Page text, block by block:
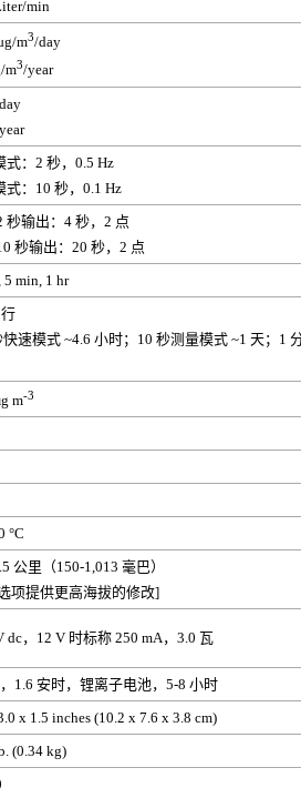
min
m3/day
m3/year
式：2 秒，0.5 Hz
式：10 秒，0.1 Hz
秒输出：4 秒，2 点
秒输出：20 秒，2 点
5 min, 1 hr
快速模式 ~4.6 小时；10 秒测量模式 ~1 天；1
m-3
°C
公里（150-1,013 毫巴）
项提供更高海拔的修改]
dc，12 V 时标称 250 mA，3.0 瓦
1.6 安时，锂离子电池，5-8 小时
x 1.5 inches (10.2 x 7.6 x 3.8 cm)
(0.34 kg)